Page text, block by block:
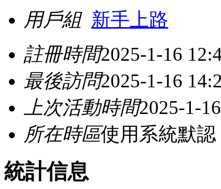
用戶組 新手上路
註冊時間2025-1-16
最後訪問2025-1-16
上次活動時間2025-1-
所在時區使用系統默認
統計信息